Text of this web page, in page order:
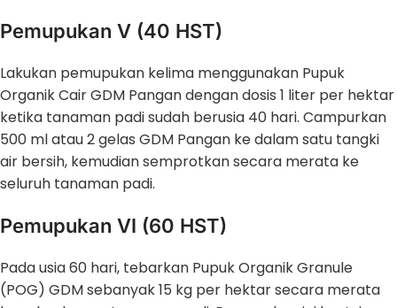
Pemupukan V (40 HST)
Lakukan pemupukan kelima menggunakan Pupuk
Organik Cair GDM Pangan dengan dosis 1 liter per hektar
ketika tanaman padi sudah berusia 40 hari. Campurkan
500 ml atau 2 gelas GDM Pangan ke dalam satu tangki
air bersih, kemudian semprotkan secara merata ke
seluruh tanaman padi.
Pemupukan VI (60 HST)
Pada usia 60 hari, tebarkan Pupuk Organik Granule
(POG) GDM sebanyak 15 kg per hektar secara merata